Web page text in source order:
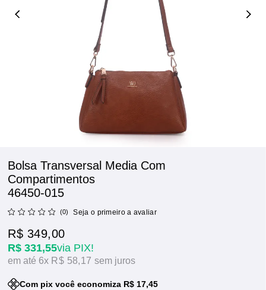
Bolsa Transversal Media Com
Compartimentos
46450-015
(0) Seja o primeiro a avaliar
R$ 331,55via PIX!
R$ 349,00
6x R$ 58,17sem juros
Com pix você economiza R$ 17,45